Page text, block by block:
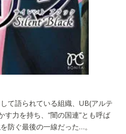
て語られている組織、UB(アルテ
す力を持ち、“闇の国連”とも呼ば
防ぐ最後の一線だった…。